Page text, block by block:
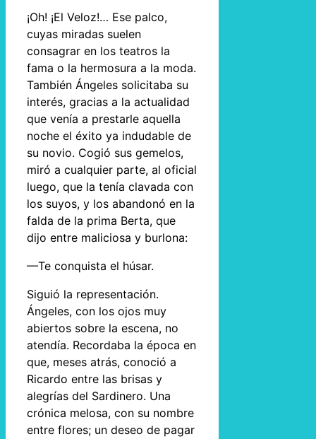
¡Oh! ¡El Veloz!… Ese palco,
cuyas miradas suelen
consagrar en los teatros la
fama o la hermosura a la moda.
También Ángeles solicitaba su
interés, gracias a la actualidad
que venía a prestarle aquella
noche el éxito ya indudable de
su novio. Cogió sus gemelos,
miró a cualquier parte, al oficial
luego, que la tenía clavada con
los suyos, y los abandonó en la
falda de la prima Berta, que
dijo entre maliciosa y burlona:
—Te conquista el húsar.
Siguió la representación.
Ángeles, con los ojos muy
abiertos sobre la escena, no
atendía. Recordaba la época en
que, meses atrás, conoció a
Ricardo entre las brisas y
alegrías del Sardinero. Una
crónica melosa, con su nombre
entre flores; un deseo de pagar